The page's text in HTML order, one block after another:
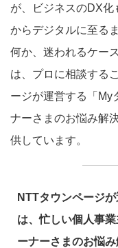
が、ビジネスのDX
からデジタルに至る
何か、迷われるケー
は、プロに相談する
ージが運営する「My
ナーさまのお悩み解
供しています。
NTTタウンページ
は、忙しい個人事
ーナーさまのお悩